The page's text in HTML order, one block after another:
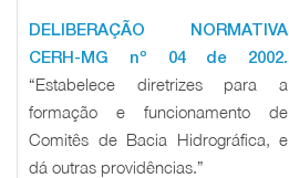
DELIBERAÇÃO NORMATIVA
CERH-MG nº 04 de 2002.
“Estabelece diretrizes para a
formação e funcionamento de
Comitês de Bacia Hidrográfica, e
dá outras providências.”